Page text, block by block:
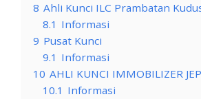
8 Ahli Kunci ILC Prambatan
8.1 Informasi
9 Pusat Kunci
9.1 Informasi
10 AHLI KUNCI IMMOBILIZER
10.1 Informasi